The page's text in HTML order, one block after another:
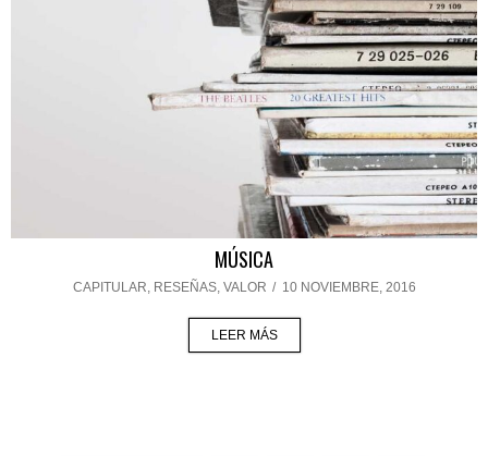
MÚSICA
CAPITULAR, RESEÑAS, VALOR / 10 NOVIEMBRE, 2016
LEER MÁS